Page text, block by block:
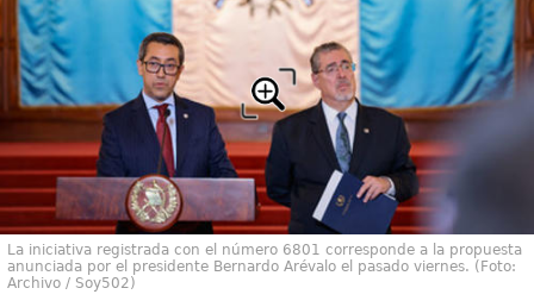
La iniciativa registrada con el número 6801 corresponde a la propuesta
anunciada por el presidente Bernardo Arévalo el pasado viernes. (Foto:
Archivo / Soy502)